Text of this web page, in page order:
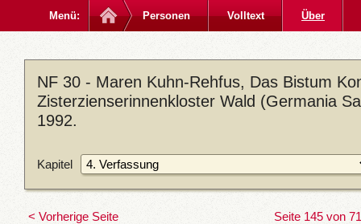
Menü: Personen Volltext Über
NF 30 - Maren Kuhn-Rehfus, Das Bistum
Zisterzienserinnenkloster Wald (Germania
1992.
Kapitel
< Vorherige Seite Seite 145 von